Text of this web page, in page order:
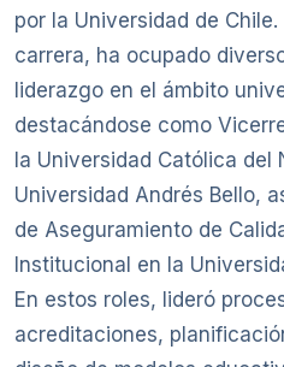
por la Universidad de
carrera, ha ocupado
liderazgo en el ámbito
destacándose como
la Universidad Católica del
Universidad Andrés Bello,
de Aseguramiento de
Institucional en la
En estos roles, lideró
acreditaciones,